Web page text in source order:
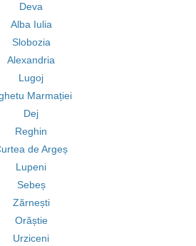
Deva
Alba Iulia
Slobozia
Alexandria
Lugoj
Marmației
Dej
Reghin
de Argeș
Lupeni
Sebeș
Zărnești
Orăștie
Urziceni